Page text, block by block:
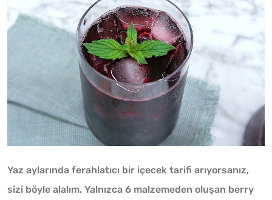
Yaz aylarında ferahlatıcı bir içecek tarifi arıyorsanız,
sizi böyle alalım. Yalnızca 6 malzemeden oluşan berry